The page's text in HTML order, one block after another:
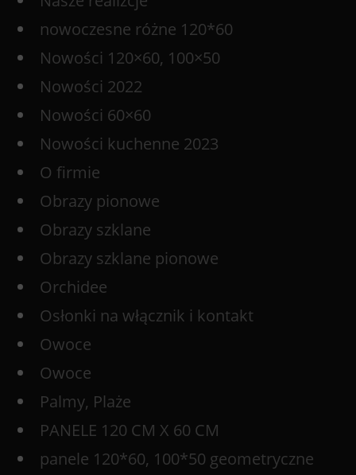
nowoczesne różne 120*60
Nowości 120×60, 100×50
Nowości 2022
Nowości 60×60
Nowości kuchenne 2023
O firmie
Obrazy pionowe
Obrazy szklane
Obrazy szklane pionowe
Orchidee
Osłonki na włącznik i kontakt
Owoce
Owoce
Palmy, Plaże
PANELE 120 CM X 60 CM
panele 120*60, 100*50 geometryczne